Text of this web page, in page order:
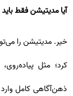
آیا مدیتیشن فقط
خیر. مدیتیشن را
کرد؛ مثل
ذهن‌آگاهی کامل